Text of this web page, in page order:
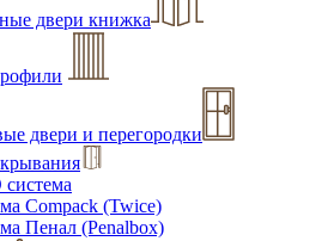
двери книжка
двери и перегородки
Compack (Twice)
Пенал (Penalbox)